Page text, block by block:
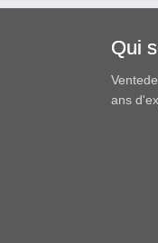
Qui
ans